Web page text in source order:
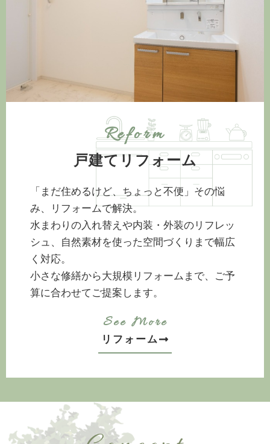
Reform
戸建てリフォーム
「まだ住めるけど、ちょっと不便」その悩
み、リフォームで解決。
水まわりの入れ替えや内装・外装のリフレッ
シュ、 自然素材を使った空間づくりまで幅広
く対応。
小さな修繕から大規模リフォームまで、ご予
算に合わせてご提案します。
See More
リフォーム